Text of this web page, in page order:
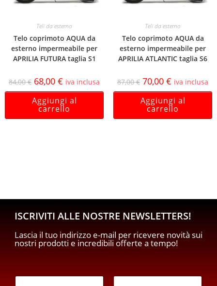
Teli da esterno
Telo coprimoto AQUA da
esterno impermeabile per
APRILIA FUTURA taglia S1
84,00€ 68,00 € iva inclusa
Aggiungi al
carrello
Teli da esterno
Telo coprimoto AQUA da
esterno impermeabile per
APRILIA ATLANTIC taglia S6
87,00€ 70,00 € iva inclusa
Aggiungi al
carrello
ISCRIVITI ALLE NOSTRE NEWSLETTERS!
Lascia il tuo indirizzo e-mail per ricevere novità sui
nostri prodotti e incredibili offerte a tempo!
E